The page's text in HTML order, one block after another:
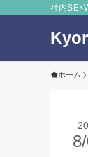
社内
ホーム